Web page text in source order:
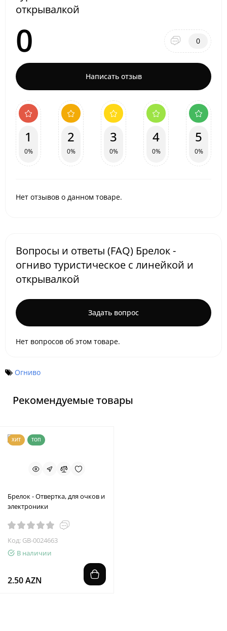
открывалкой
0 0
Написать отзыв
1
0%
2
0%
3
0%
4
0%
5
0%
Нет отзывов о данном товаре.
Вопросы и ответы (FAQ) Брелок -
огниво туристическое с линейкой и
открывалкой
Задать вопрос
Нет вопросов об этом товаре.
Огниво
Рекомендуемые товары
ХИТ ТОП
Брелок - Отвертка, для очков и
электроники
Код: GB-0024663
В наличии
2.50 AZN